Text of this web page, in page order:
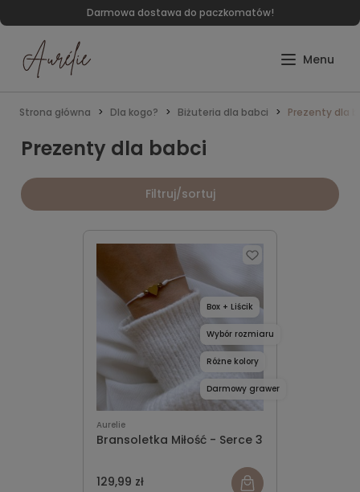
Darmowa dostawa do paczkomatów!
Strona główna Dla kogo? Biżuteria dla babci Prezenty dla
Prezenty dla babci
Filtruj/sortuj
Aurelie
Bransoletka Miłość - Serce 3
129,99 zł
Box + Liścik
Wybór rozmiaru
Różne kolory
Darmowy grawer